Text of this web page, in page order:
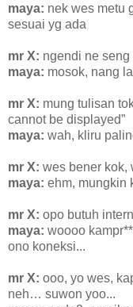
maya: nek wes metu
sesuai yg ada
mr X: ngendi ne
maya: mosok, nang
mr X: mung tulisan
cannot be displayed”
maya: wah, kliru
mr X: wes bener kok,
maya: ehm, mungkin
mr X: opo butuh
maya: woooo
ono koneksi...
mr X: ooo, yo wes,
neh… suwon yoo...